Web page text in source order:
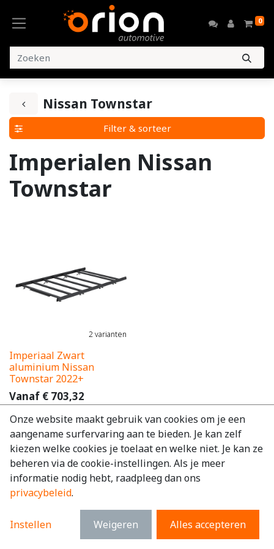
0
Nissan Townstar
Filter & sorteer
Imperialen Nissan
Townstar
2varianten
Imperiaal Zwart
aluminium Nissan
Townstar 2022+
Vanaf € 703,32
excl. BTW
€851,02 incl. BTW
Onze website maakt gebruik van cookies om je een
aangename surfervaring aan te bieden. Je kan zelf
kiezen welke cookies je toelaat en welke niet. Je kan ze
beheren via de cookie-instellingen. Als je meer
informatie nodig hebt, raadpleeg dan ons
privacybeleid.
Instellen Weigeren Alles accepteren